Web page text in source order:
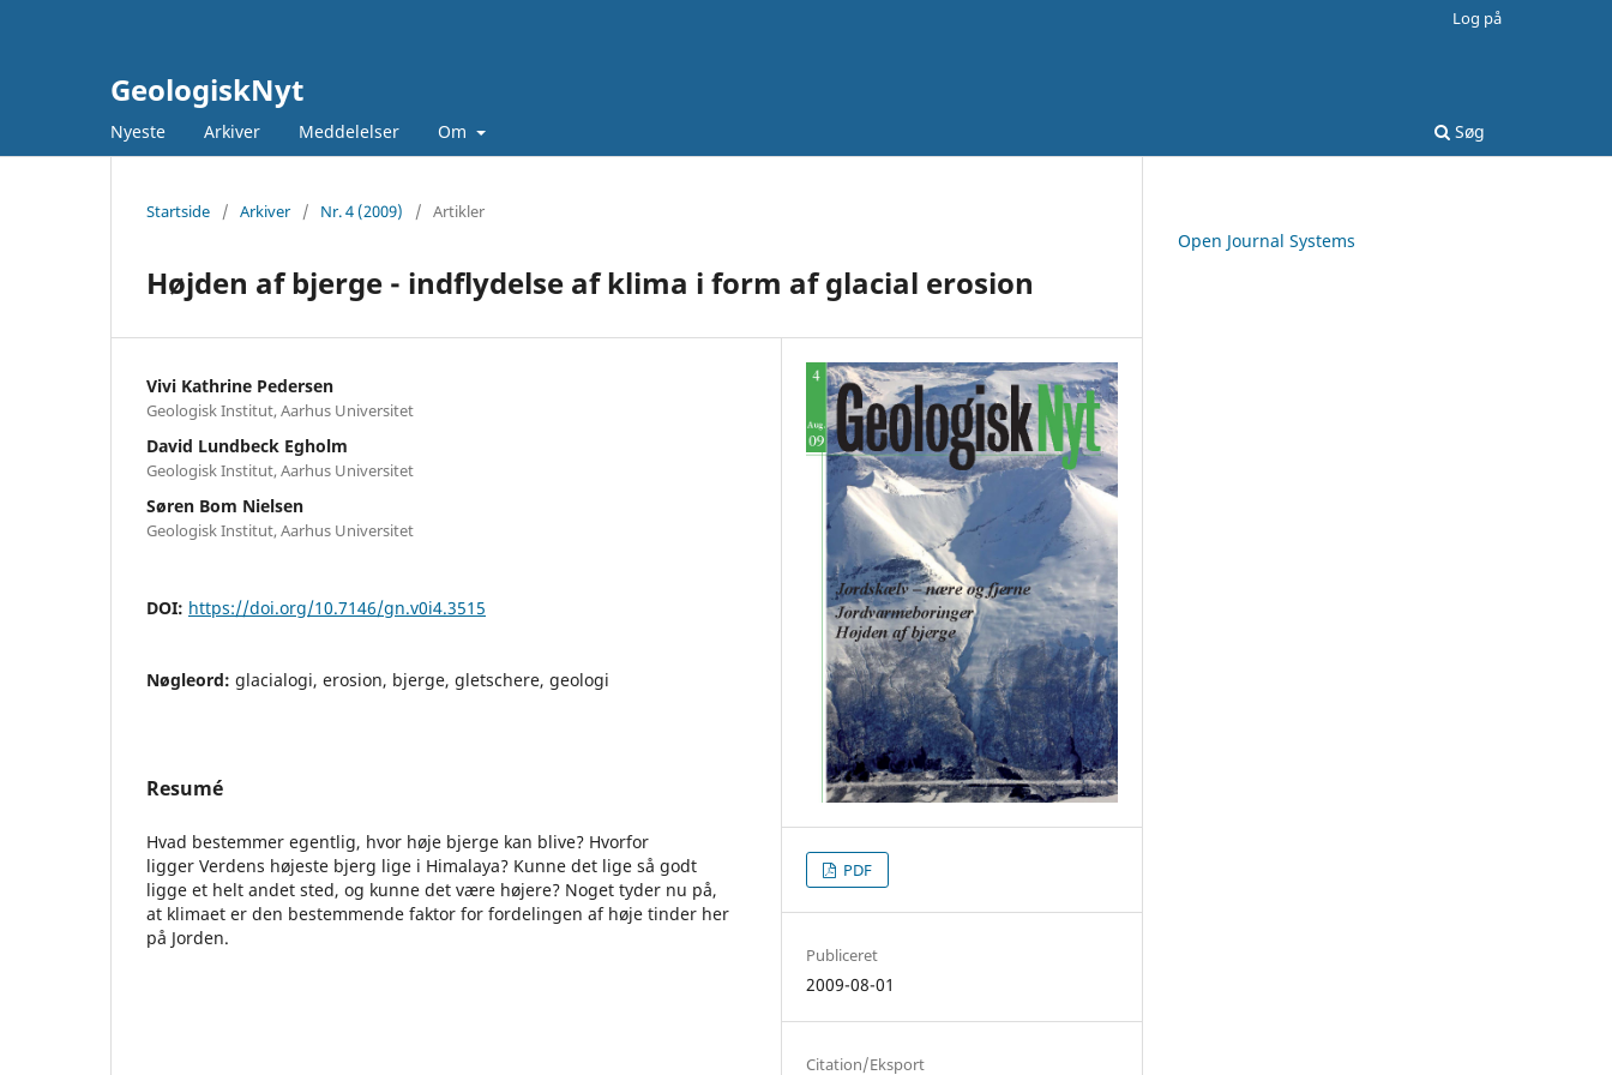
GeologiskNyt
Nyeste Arkiver Meddelelser Om Søg
Log på
Startside / Arkiver / Nr. 4 (2009) / Artikler
Højden af bjerge - indflydelse af klima i form af glacial erosion
Vivi Kathrine Pedersen
Geologisk Institut, Aarhus Universitet
David Lundbeck Egholm
Geologisk Institut, Aarhus Universitet
Søren Bom Nielsen
Geologisk Institut, Aarhus Universitet
DOI: https://doi.org/10.7146/gn.v0i4.3515
Nøgleord: glacialogi, erosion, bjerge, gletschere, geologi
Resumé
Hvad bestemmer egentlig, hvor høje bjerge kan blive? Hvorfor
ligger Verdens højeste bjerg lige i Himalaya? Kunne det lige så godt
ligge et helt andet sted, og kunne det være højere? Noget tyder nu på,
at klimaet er den bestemmende faktor for fordelingen af høje tinder her
på Jorden.
PDF
Publiceret
2009-08-01
Citation/Eksport
Open Journal Systems